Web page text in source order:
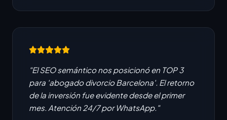
"El SEO semántico nos posicionó en TOP 3
para 'abogado divorcio Barcelona'. El retorno
de la inversión fue evidente desde el primer
mes. Atención 24/7 por WhatsApp."